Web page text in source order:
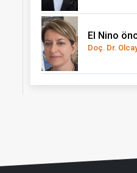
El Nino
Doç. Dr.